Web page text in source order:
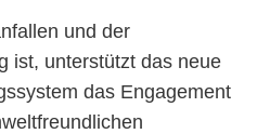
und der
ist, unterstützt das neue
das Engagement